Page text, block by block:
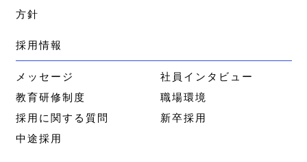
方針
採用情報
メッセージ
社員インタビュー
教育研修制度
職場環境
採用に関する質問
新卒採用
中途採用